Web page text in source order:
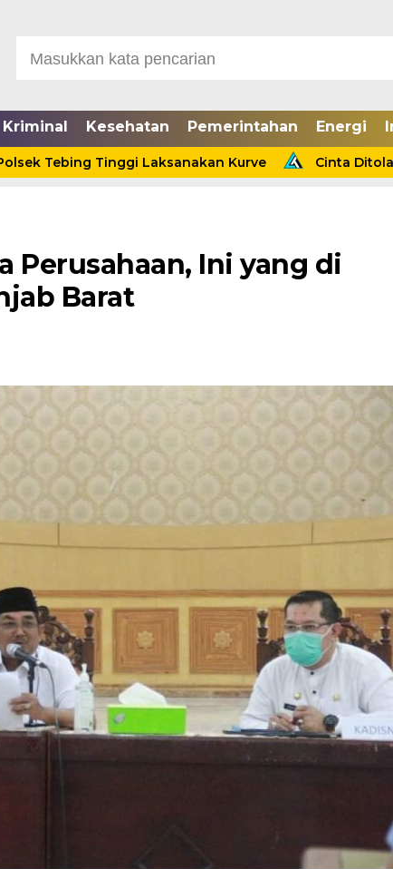
Kriminal Kesehatan Pemerintahan Energi
Tinggi Laksanakan Kurve Cinta Ditolak, Seorang
Perusahaan, Ini yang di
Barat